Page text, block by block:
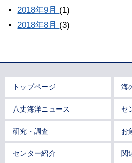
2018年9月 (1)
2018年8月 (3)
トップページ 海
八丈海洋ニュース セ
研究・調査 お
センター紹介 関